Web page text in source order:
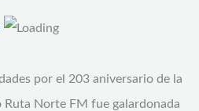
por el 203 aniversario de la
Ruta Norte FM fue galardonada